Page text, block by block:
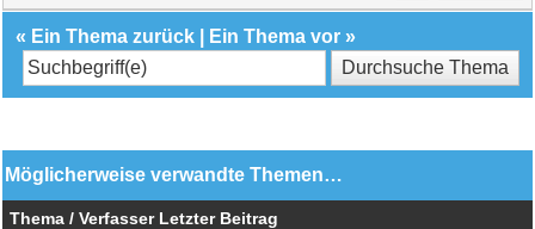
« Ein Thema zurück Ein Thema vor »
Möglicherweise verwandte Themen…
Thema / Verfasser Letzter Beitrag